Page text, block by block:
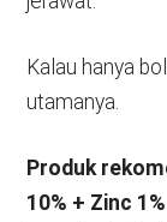
Kalau hanya
utamanya.
Produk
10% + Zinc 1%